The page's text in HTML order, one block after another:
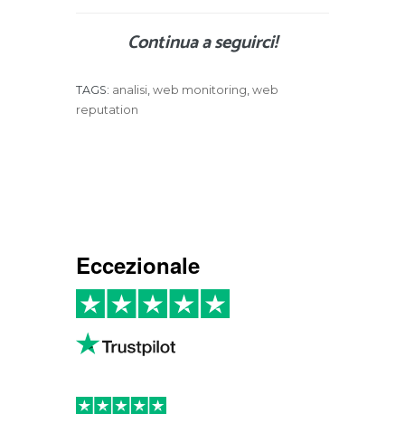
Continua a seguirci!
TAGS: analisi, web monitoring, web
reputation
Eccezionale